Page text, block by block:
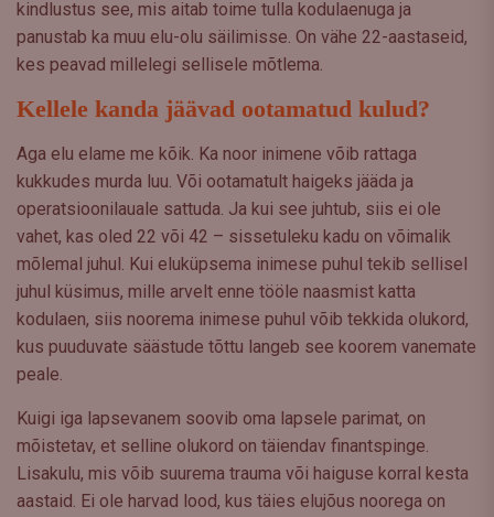
kindlustus see, mis aitab toime tulla kodulaenuga ja
panustab ka muu elu-olu säilimisse. On vähe 22-aastaseid,
kes peavad millelegi sellisele mõtlema.
Kellele kanda jäävad ootamatud kulud?
Aga elu elame me kõik. Ka noor inimene võib rattaga
kukkudes murda luu. Või ootamatult haigeks jääda ja
operatsioonilauale sattuda. Ja kui see juhtub, siis ei ole
vahet, kas oled 22 või 42 – sissetuleku kadu on võimalik
mõlemal juhul. Kui eluküpsema inimese puhul tekib sellisel
juhul küsimus, mille arvelt enne tööle naasmist katta
kodulaen, siis noorema inimese puhul võib tekkida olukord,
kus puuduvate säästude tõttu langeb see koorem vanemate
peale.
Kuigi iga lapsevanem soovib oma lapsele parimat, on
mõistetav, et selline olukord on täiendav finantspinge.
Lisakulu, mis võib suurema trauma või haiguse korral kesta
aastaid. Ei ole harvad lood, kus täies elujõus noorega on